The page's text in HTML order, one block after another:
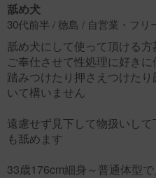
舐め犬
30代前半 / 徳島 / 自営業・フリ
舐め犬にして使って頂ける
ご奉仕させて性処理に好き
踏みつけたり押さえつけた
いて構いません
遠慮せず見下して物扱いし
も舐めます
33歳176cm細身～普通体型